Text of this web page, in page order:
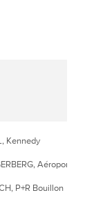
Kennedy
Aéroport
P+R Bouillon